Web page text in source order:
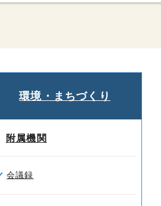
環境・まちづくり
附属機関
会議録